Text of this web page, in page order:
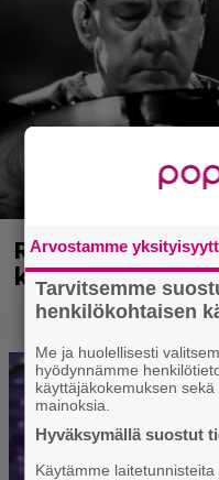
Rushin Neil
kuussa
Arvostamme
Tarvitsemme
henkilökohtaisen
Me ja huolellisesti
hyödynnämme
käyttäjäkokemuksen
mainoksia.
Hyväksymällä suostut
Käytämme